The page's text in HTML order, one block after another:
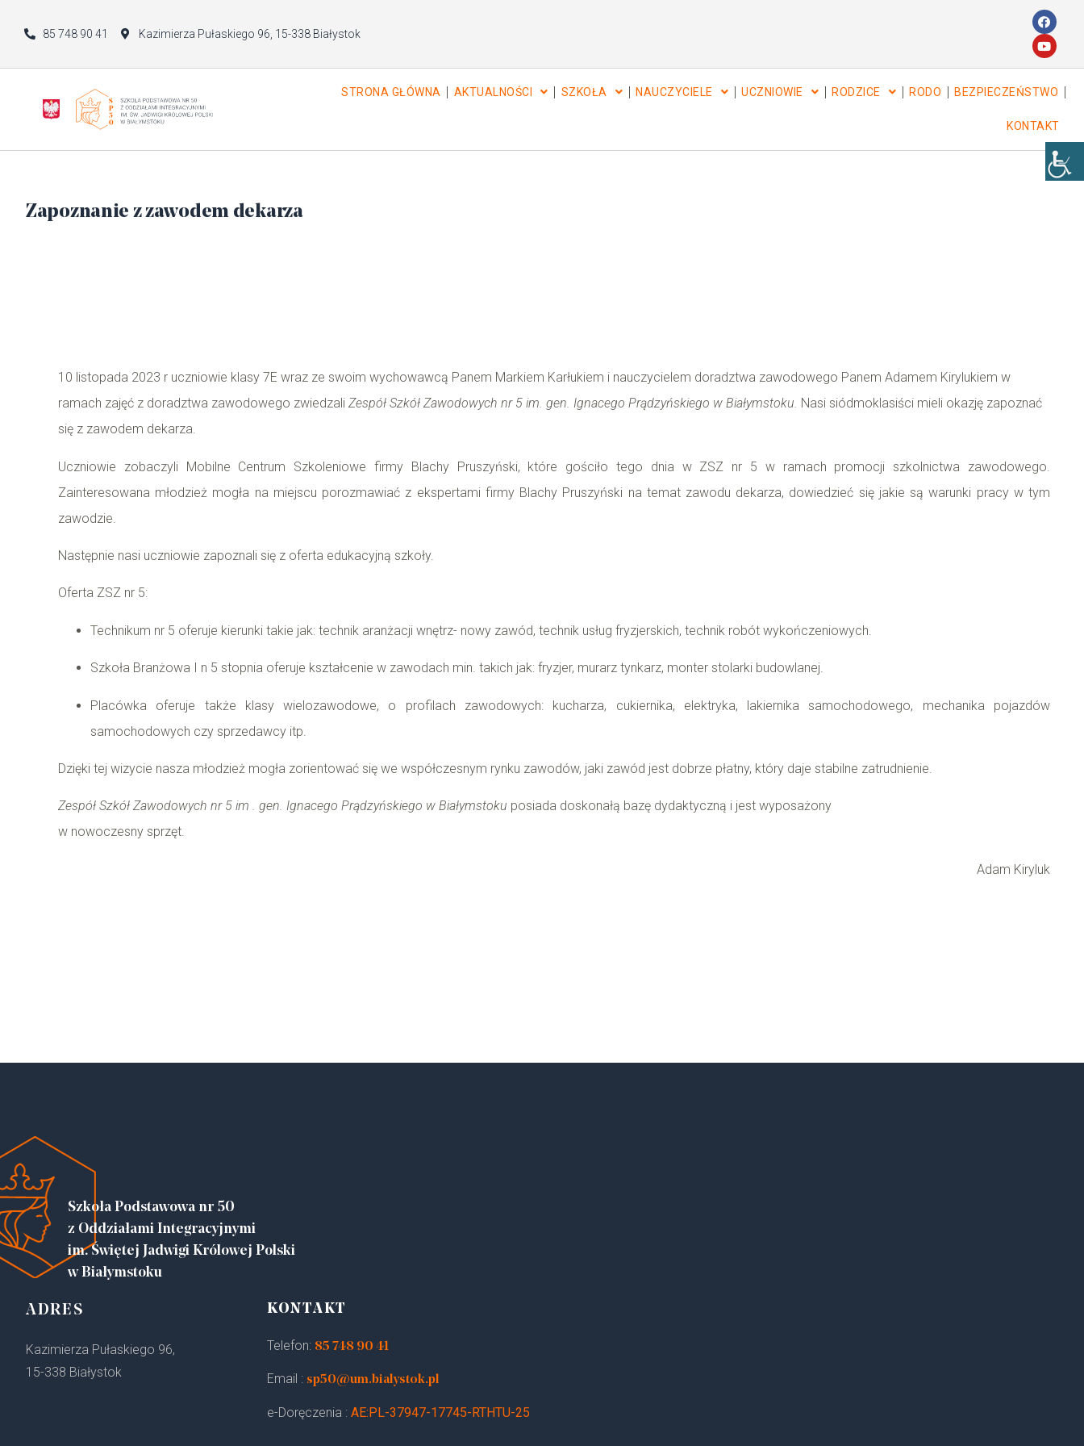
85 748 90 41 Kazimierza Pułaskiego 96, 15-338 Białystok
STRONA GŁÓWNA AKTUALNOŚCI SZKOŁA NAUCZYCIELE UCZNIOWIE RODZICE RODO BEZPIECZEŃSTWO
KONTAKT
Zapoznanie z zawodem dekarza
10 listopada 2023 r uczniowie klasy 7E wraz ze swoim wychowawcą Panem Markiem Karłukiem i nauczycielem doradztwa zawodowego Panem Adamem Kirylukiem w
ramach zajęć z doradztwa zawodowego zwiedzali Zespół Szkół Zawodowych nr 5 im. gen. Ignacego Prądzyńskiego w Białymstoku. Nasi siódmoklasiści mieli okazję zapoznać
się z zawodem dekarza.
Uczniowie zobaczyli Mobilne Centrum Szkoleniowe firmy Blachy Pruszyński, które gościło tego dnia w ZSZ nr 5 w ramach promocji szkolnictwa zawodowego.
Zainteresowana młodzież mogła na miejscu porozmawiać z ekspertami firmy Blachy Pruszyński na temat zawodu dekarza, dowiedzieć się jakie są warunki pracy w tym
zawodzie.
Następnie nasi uczniowie zapoznali się z oferta edukacyjną szkoły.
Oferta ZSZ nr 5:
Technikum nr 5 oferuje kierunki takie jak: technik aranżacji wnętrz- nowy zawód, technik usług fryzjerskich, technik robót wykończeniowych.
Szkoła Branżowa I n 5 stopnia oferuje kształcenie w zawodach min. takich jak: fryzjer, murarz tynkarz, monter stolarki budowlanej.
Placówka oferuje także klasy wielozawodowe, o profilach zawodowych: kucharza, cukiernika, elektryka, lakiernika samochodowego, mechanika pojazdów
samochodowych czy sprzedawcy itp.
Dzięki tej wizycie nasza młodzież mogła zorientować się we współczesnym rynku zawodów, jaki zawód jest dobrze płatny, który daje stabilne zatrudnienie.
Zespół Szkół Zawodowych nr 5 im . gen. Ignacego Prądzyńskiego w Białymstoku posiada doskonałą bazę dydaktyczną i jest wyposażony
w nowoczesny sprzęt.
Adam Kiryluk
Szkoła Podstawowa nr 50
z Oddziałami Integracyjnymi
im. Świętej Jadwigi Królowej Polski
w Białymstoku
ADRES
Kazimierza Pułaskiego 96,
15-338 Białystok
KONTAKT
Telefon: 85 748 90 41
Email : sp50@um.bialystok.pl
e-Doręczenia : AE:PL-37947-17745-RTHTU-25